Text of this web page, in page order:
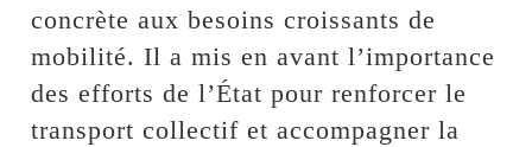
concrète aux besoins croissants de
mobilité. Il a mis en avant l’importance
des efforts de l’État pour renforcer le
transport collectif et accompagner la